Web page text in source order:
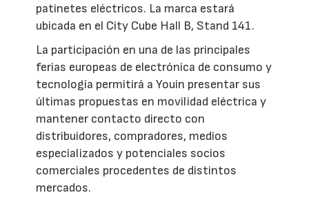
patinetes eléctricos. La marca estará
ubicada en el City Cube Hall B, Stand 141.
La participación en una de las principales
ferias europeas de electrónica de consumo y
tecnología permitirá a Youin presentar sus
últimas propuestas en movilidad eléctrica y
mantener contacto directo con
distribuidores, compradores, medios
especializados y potenciales socios
comerciales procedentes de distintos
mercados.